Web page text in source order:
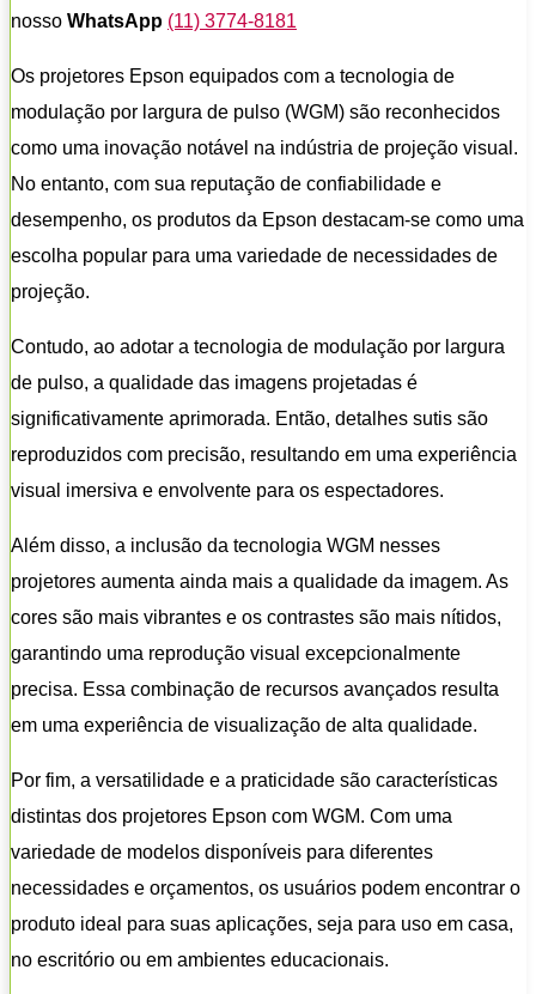
nosso WhatsApp (11) 3774-8181
Os projetores Epson equipados com a tecnologia de
modulação por largura de pulso (WGM) são reconhecidos
como uma inovação notável na indústria de projeção visual.
No entanto, com sua reputação de confiabilidade e
desempenho, os produtos da Epson destacam-se como uma
escolha popular para uma variedade de necessidades de
projeção.
Contudo, ao adotar a tecnologia de modulação por largura
de pulso, a qualidade das imagens projetadas é
significativamente aprimorada. Então, detalhes sutis são
reproduzidos com precisão, resultando em uma experiência
visual imersiva e envolvente para os espectadores.
Além disso, a inclusão da tecnologia WGM nesses
projetores aumenta ainda mais a qualidade da imagem. As
cores são mais vibrantes e os contrastes são mais nítidos,
garantindo uma reprodução visual excepcionalmente
precisa. Essa combinação de recursos avançados resulta
em uma experiência de visualização de alta qualidade.
Por fim, a versatilidade e a praticidade são características
distintas dos projetores Epson com WGM. Com uma
variedade de modelos disponíveis para diferentes
necessidades e orçamentos, os usuários podem encontrar o
produto ideal para suas aplicações, seja para uso em casa,
no escritório ou em ambientes educacionais.